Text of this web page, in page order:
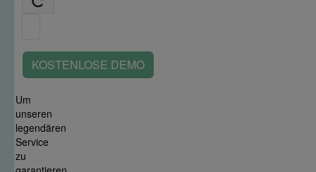
KOSTENLOSE DEMO
Um
unseren
legendären
Service
zu